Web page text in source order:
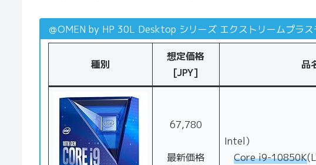
＠OMEN by HP 30L Desktop シリーズ エクストリームプラ
種別
想定価格
[JPY]
品
67,780
最新価格
Intel）
Core i9-10850K